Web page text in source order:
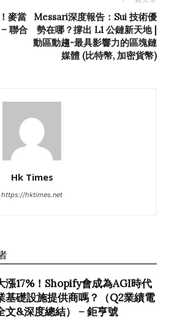
麥當
聯合
Messari深度報告：Sui 技術優
勢在哪？撐出 L1 公鏈新天地 |
動區動趨-最具影響力的區塊鏈
媒體 (比特幣, 加密貨幣)
Hk Times
https://hktimes.net
漲17%！Shopify會成為AGI時代
基礎設施提供商嗎？（Q2業績電
文&深度總結） – 鉅亨號